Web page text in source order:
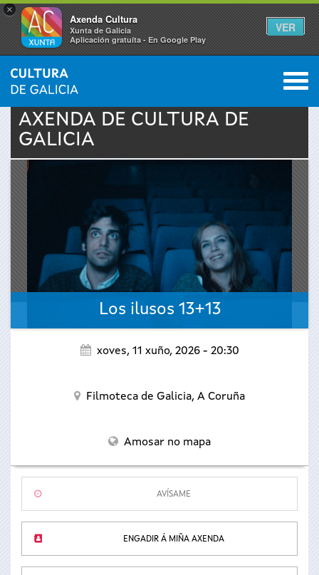
×
Axenda Cultura
Xunta de Galicia
Aplicación gratuíta - En Google Play
VER
Vostede
está
aquí
INICIO › ACTUALIDADE 0
AXENDA DE CULTURA DE
GALICIA
Los ilusos 13+13
xoves, 11 xuño, 2026 - 20:30
Filmoteca de Galicia, A Coruña
Amosar no mapa
AVÍSAME
ENGADIR Á MIÑA AXENDA